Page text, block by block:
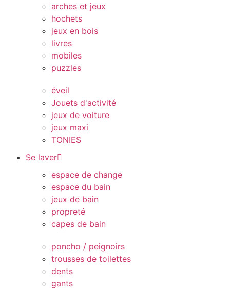
arches et jeux
hochets
jeux en bois
livres
mobiles
puzzles
éveil
Jouets d'activité
jeux de voiture
jeux maxi
TONIES
Se laver
espace de change
espace du bain
jeux de bain
propreté
capes de bain
poncho / peignoirs
trousses de toilettes
dents
gants